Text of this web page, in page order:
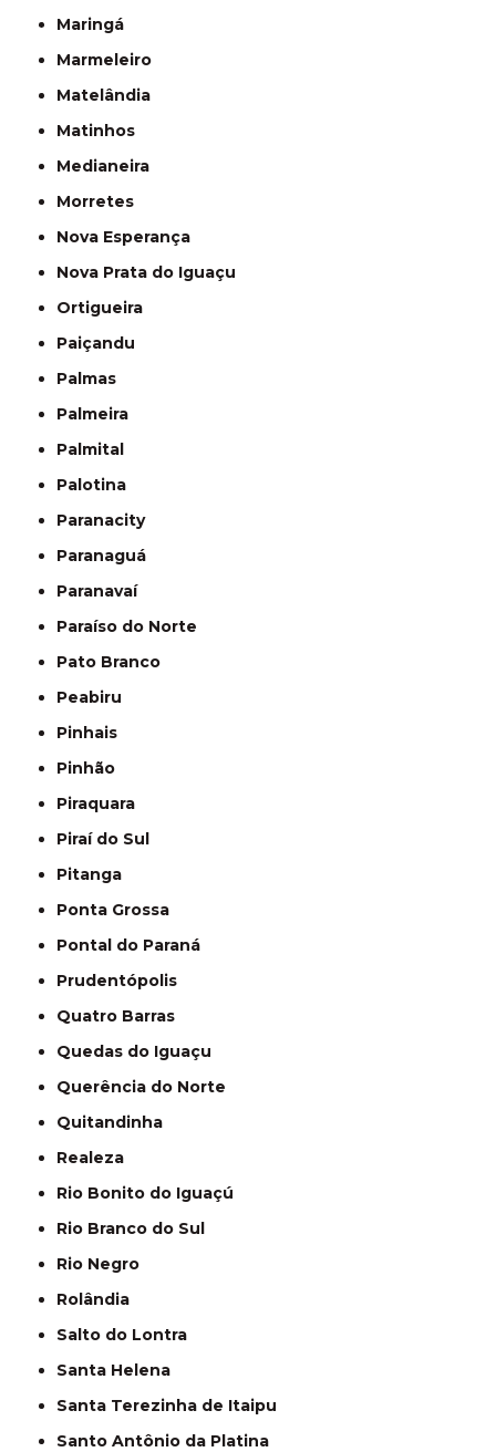
Maringá
Marmeleiro
Matelândia
Matinhos
Medianeira
Morretes
Nova Esperança
Nova Prata do Iguaçu
Ortigueira
Paiçandu
Palmas
Palmeira
Palmital
Palotina
Paranacity
Paranaguá
Paranavaí
Paraíso do Norte
Pato Branco
Peabiru
Pinhais
Pinhão
Piraquara
Piraí do Sul
Pitanga
Ponta Grossa
Pontal do Paraná
Prudentópolis
Quatro Barras
Quedas do Iguaçu
Querência do Norte
Quitandinha
Realeza
Rio Bonito do Iguaçú
Rio Branco do Sul
Rio Negro
Rolândia
Salto do Lontra
Santa Helena
Santa Terezinha de Itaipu
Santo Antônio da Platina